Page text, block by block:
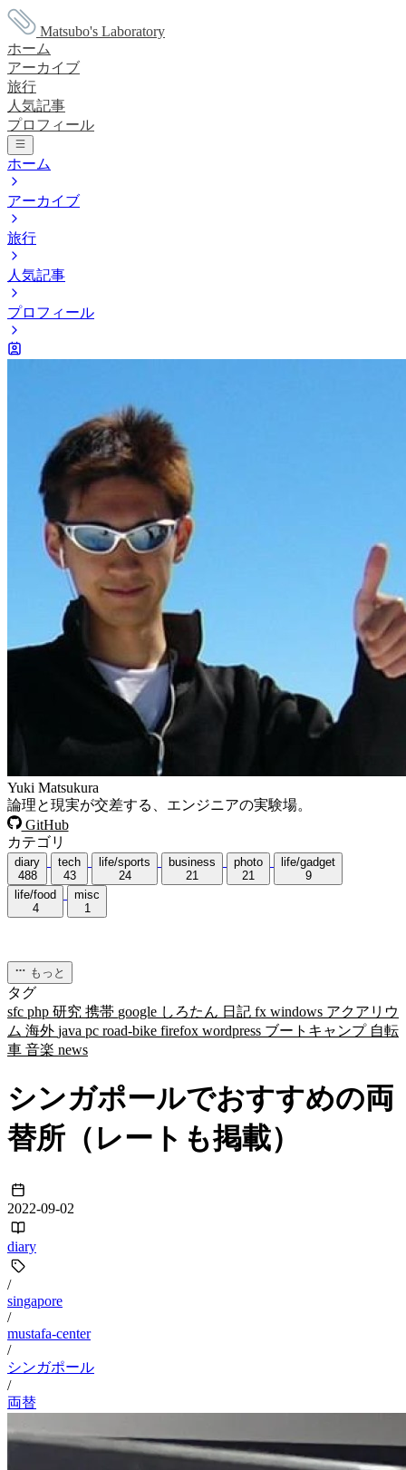
Matsubo's Laboratory
ホーム
アーカイブ
旅行
人気記事
プロフィール
ホーム
アーカイブ
旅行
人気記事
プロフィール
Yuki Matsukura
論理と現実が交差する、エンジニアの実験場。
GitHub
カテゴリ
diary
488
tech
43
life/sports
24
business
21
photo
21
life/gadget
9
life/food
4
misc
1
もっと
タグ
sfc php 研究 携帯 google しろたん 日記 fx windows アクアリウ
ム 海外 java pc road-bike firefox wordpress ブートキャンプ 自転
車 音楽 news
シンガポールでおすすめの両
替所（レートも掲載）
2022-09-02
diary
/
singapore
/
mustafa-center
/
シンガポール
/
両替